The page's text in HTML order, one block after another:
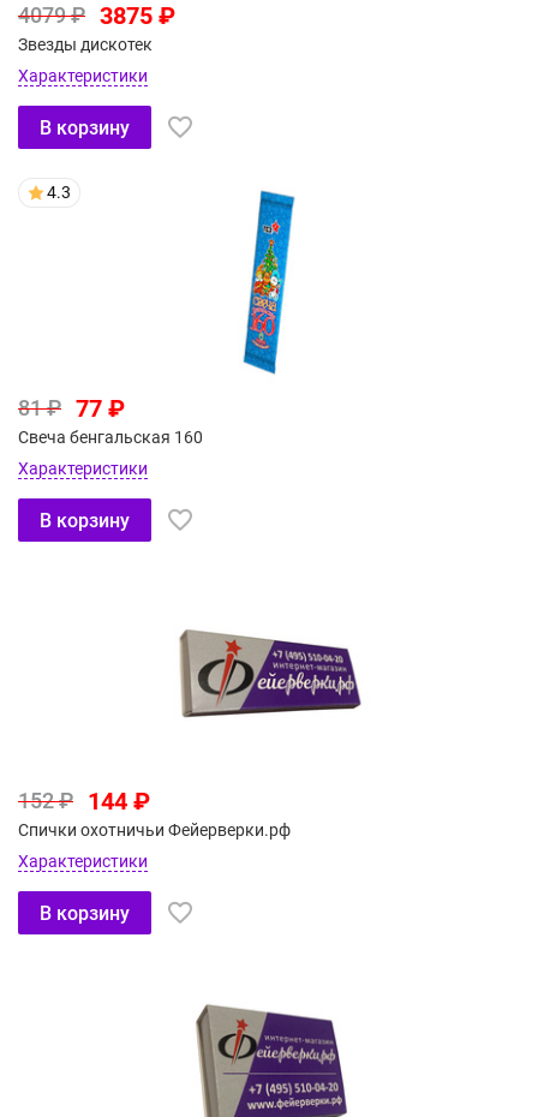
4079 ₽ 3875 ₽
Звезды дискотек
Характеристики
В корзину
4.3
81 ₽ 77 ₽
Свеча бенгальская 160
Характеристики
В корзину
152 ₽ 144 ₽
Спички охотничьи Фейерверки.рф
Характеристики
В корзину